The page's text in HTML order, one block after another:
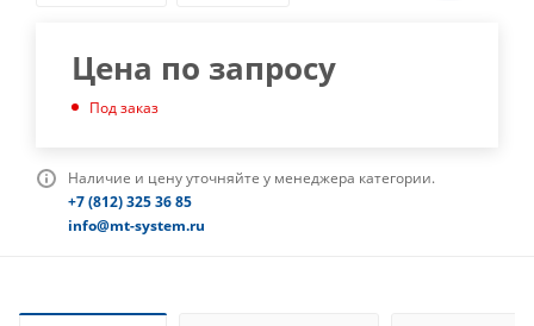
Цена по запросу
Под заказ
Наличие и цену уточняйте у менеджера категории.
+7 (812) 325 36 85
info@mt-system.ru